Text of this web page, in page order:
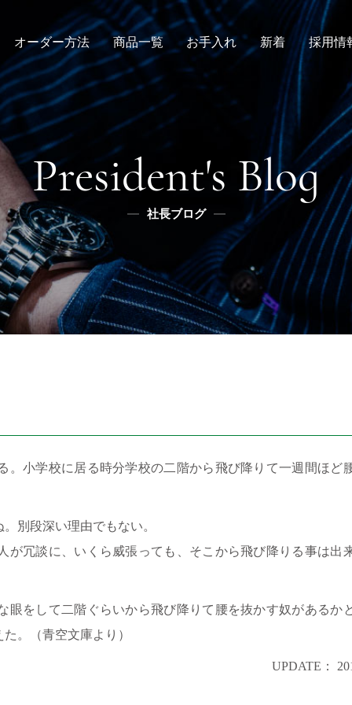
オーダー方法
倉敷店でのオーダー
全国オーダー会
ふるさと納税
商品一覧
デニムスーツ
メンズ
レディース
ふるさと納税
ふるさとチョイス
お手入れ 新着
ニュース
インタビュー
社長ブログ
スタッフブログ
メディア掲載
採用情
新卒
President's Blog
社長ブログ
。小学校に居る時分学校の二階から飛び降りて一週間ほど
別段深い理由でもない。
冗談に、いくら威張っても、そこから飛び降りる事は出
眼をして二階ぐらいから飛び降りて腰を抜かす奴があるか
。（青空文庫より）
UPDATE：